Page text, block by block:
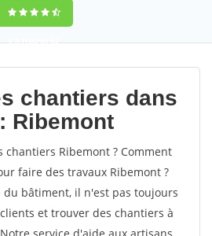
9,5(100%)62
votes
chantiers dans
Ribemont
chantiers Ribemont ? Comment
faire des travaux Ribemont ?
bâtiment, il n'est pas toujours
et trouver des chantiers à